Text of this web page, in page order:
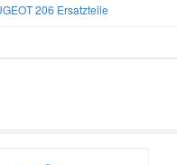
206 Ersatzteile